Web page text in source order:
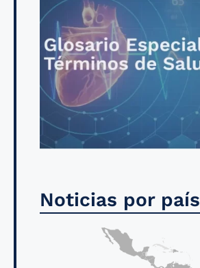
Noticias por país